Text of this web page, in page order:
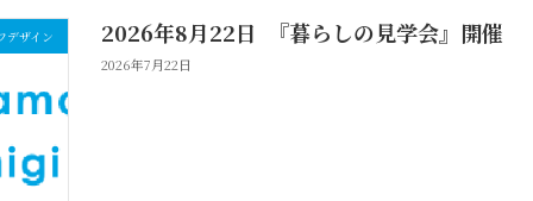
デザイン 2026年8月22日 『暮らしの見学会』開催
2026年7月22日